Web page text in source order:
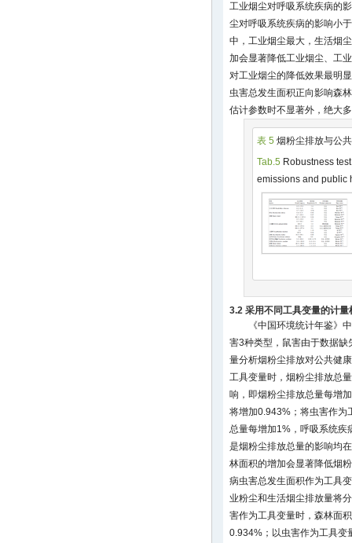
工业烟尘对呼吸系统疾病的
尘对呼吸系统疾病的影响小
中，工业烟尘最大，生活烟
加会显著降低工业烟尘、工
对工业烟尘的降低效果最明
虫害总发生面积正向影响森
估计参数时不显著外，绝大
表 5 烟粉尘排放与公
Tab.5 Robustness
emissions and public
3.2 采用不同工具变量的计量
《中国环境统计年鉴》
害3种类型，鼠害由于数据
量分析烟粉尘排放对公共健
工具变量时，烟粉尘排放总
响，即烟粉尘排放总量每增
将增加0.943%；将虫害作为
总量每增加1%，呼吸系统
是烟粉尘排放总量的影响均
林面积的增加会显著降低烟
病虫害总发生面积作为工具
业粉尘和生活烟尘排放量将
害作为工具变量时，森林面
0.934%；以虫害作为工具变